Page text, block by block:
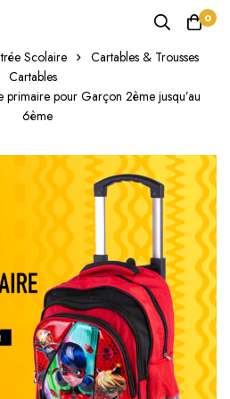
0
Scolaire
Cartables & Trousses
Cartables
pour Garçon 2ème jusqu’au
6ème